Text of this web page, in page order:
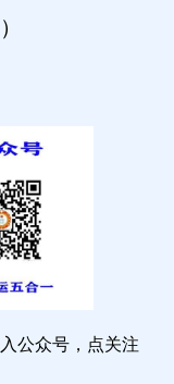
公众号，点关注